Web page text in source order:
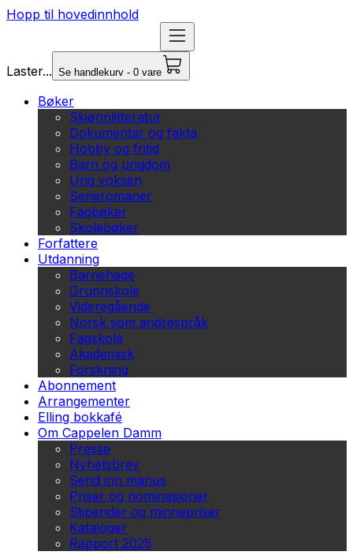
Hopp til hovedinnhold
Laster... Se handlekurv - 0 vare
Bøker
Skjønnlitteratur
Dokumentar og fakta
Hobby og fritid
Barn og ungdom
Ung voksen
Serieromaner
Fagbøker
Skolebøker
Forfattere
Utdanning
Barnehage
Grunnskole
Videregående
Norsk som andrespråk
Fagskole
Akademisk
Forskning
Abonnement
Arrangementer
Elling bokkafé
Om Cappelen Damm
Presse
Nyhetsbrev
Send inn manus
Priser og nominasjoner
Stipender og minnepriser
Kataloger
Rapport 2025